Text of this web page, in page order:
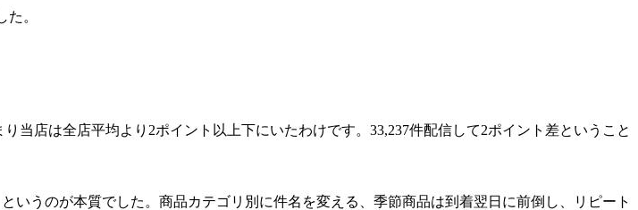
。
当店は全店平均より2ポイント以上下にいたわけです。33,237件配信して2ポイント差ということ
というのが本質でした。商品カテゴリ別に件名を変える、季節商品は到着翌日に前倒し、リピート